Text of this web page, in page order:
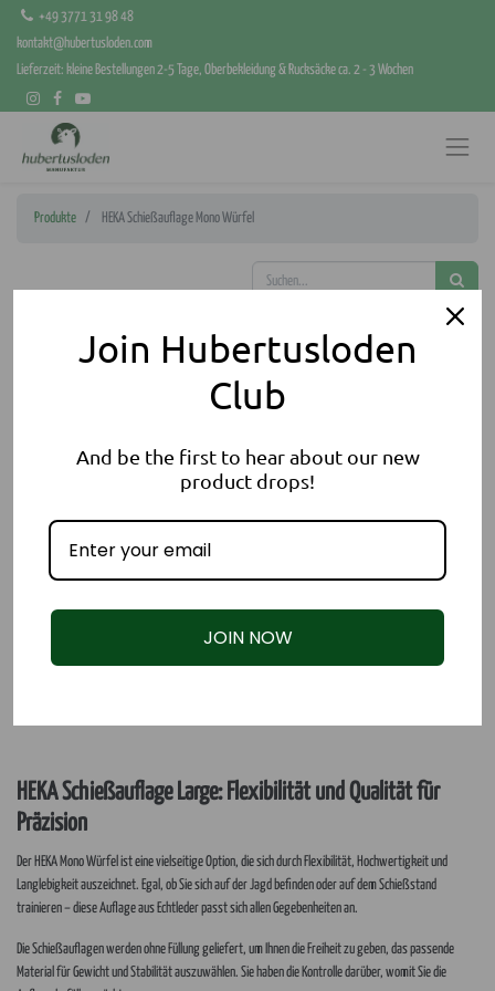
+49 3771 31 98 48
kontakt@hubertusloden.com
Lieferzeit: kleine Bestellungen 2-5 Tage, Oberbekleidung & Rucksäcke ca. 2 - 3 Wochen
Produkte HEKA Schießauflage Mono Würfel
HEKA Schießauflage Large: Flexibilität und Qualität für
Präzision
Der HEKA Mono Würfel ist eine vielseitige Option, die sich durch Flexibilität, Hochwertigkeit und
Langlebigkeit auszeichnet. Egal, ob Sie sich auf der Jagd befinden oder auf dem Schießstand
trainieren – diese Auflage aus Echtleder passt sich allen Gegebenheiten an.
Die Schießauflagen werden ohne Füllung geliefert, um Ihnen die Freiheit zu geben, das passende
Material für Gewicht und Stabilität auszuwählen. Sie haben die Kontrolle darüber, womit Sie die
Join Hubertusloden
Club
And be the first to hear about our new
product drops!
JOIN NOW